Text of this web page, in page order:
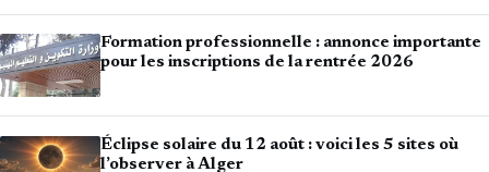
Formation professionnelle : annonce importante
pour les inscriptions de la rentrée 2026
Éclipse solaire du 12 août : voici les 5 sites où
l’observer à Alger